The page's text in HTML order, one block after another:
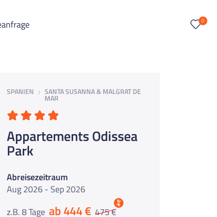
0
SPANIEN SANTA SUSANNA & MALGRAT DE
MAR
Appartements Odissea
Park
Abreisezeitraum
Aug 2026 - Sep 2026
z.B. 8 Tage ab 444 € 475 €
%